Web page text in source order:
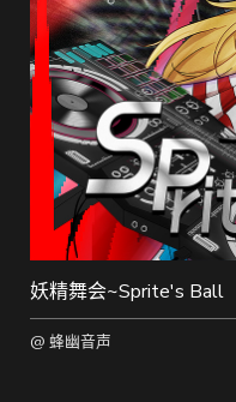
妖精舞会~Sprite's Ball
@ 蜂幽音声